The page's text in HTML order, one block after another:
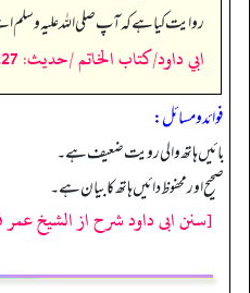
روایت کیا ہے کہ آپ صلی اللہ علیہ وسلم
ابي داود/كتاب الخاتم /حدیث: 4227]
فوائد ومسائل:
بائیں ہاتھ والی رویت ضعیف ہے۔
صحیح اور محفوظ دائیں ہاتھ کا بیان ہے۔
[سنن ابی داود شرح از الشیخ